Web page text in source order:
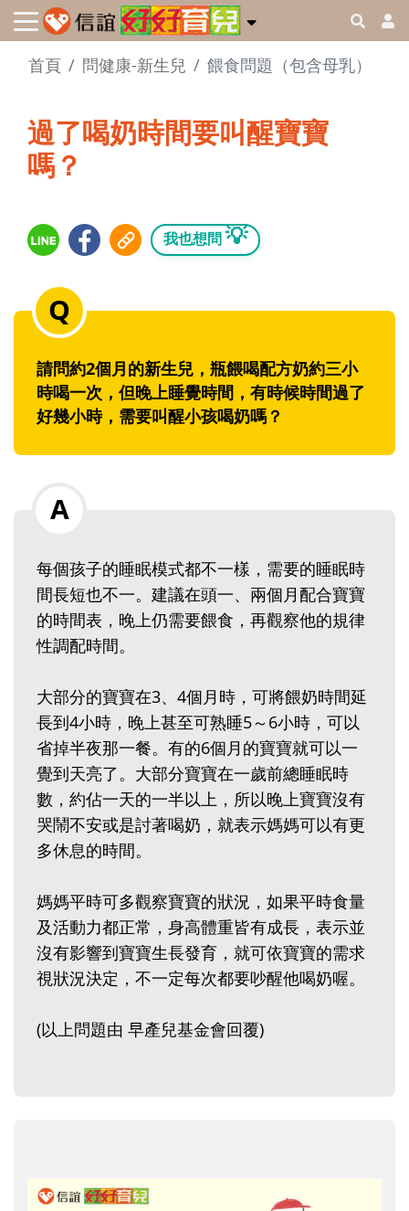
首頁 問健康-新生兒 餵食問題（包含母乳）
過了喝奶時間要叫醒寶寶
嗎？
我也想問 💡
請問約2個月的新生兒，瓶餵喝配方奶約三小
時喝一次，但晚上睡覺時間，有時候時間過了
好幾小時，需要叫醒小孩喝奶嗎？
每個孩子的睡眠模式都不一樣，需要的睡眠時
間長短也不一。建議在頭一、兩個月配合寶寶
的時間表，晚上仍需要餵食，再觀察他的規律
性調配時間。
大部分的寶寶在3、4個月時，可將餵奶時間延
長到4小時，晚上甚至可熟睡5～6小時，可以
省掉半夜那一餐。有的6個月的寶寶就可以一
覺到天亮了。大部分寶寶在一歲前總睡眠時
數，約佔一天的一半以上，所以晚上寶寶沒有
哭鬧不安或是討著喝奶，就表示媽媽可以有更
多休息的時間。
媽媽平時可多觀察寶寶的狀況，如果平時食量
及活動力都正常，身高體重皆有成長，表示並
沒有影響到寶寶生長發育，就可依寶寶的需求
視狀況決定，不一定每次都要吵醒他喝奶喔。
(以上問題由 早產兒基金會回覆)